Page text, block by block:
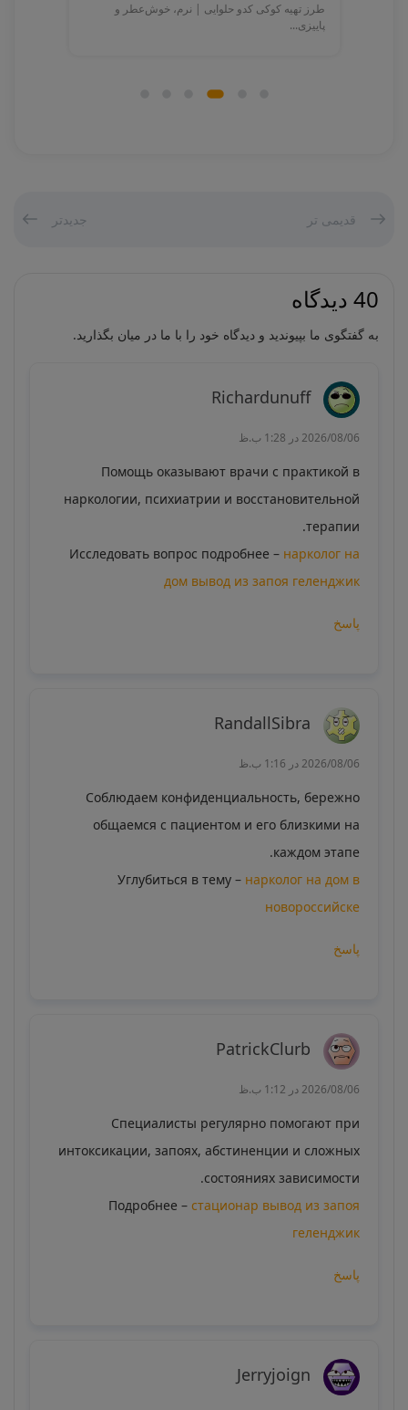
طرز تهیه کوکی کدو حلوایی | نرم، خوش‌عطر و
پاییزی...
قدیمی تر جدیدتر
40 دیدگاه
به گفتگوی ما بپیوندید و دیدگاه خود را با ما در میان بگذارید.
Richardunuff
2026/08/06 در 1:28 ب.ظ
Помощь оказывают врачи с практикой в
наркологии, психиатрии и восстановительной
терапии.
Исследовать вопрос подробнее – нарколог на
дом вывод из запоя геленджик
پاسخ
RandallSibra
2026/08/06 در 1:16 ب.ظ
Соблюдаем конфиденциальность, бережно
общаемся с пациентом и его близкими на
каждом этапе.
Углубиться в тему – нарколог на дом в
новороссийске
پاسخ
PatrickClurb
2026/08/06 در 1:12 ب.ظ
Специалисты регулярно помогают при
интоксикации, запоях, абстиненции и сложных
состояниях зависимости.
Подробнее – стационар вывод из запоя
геленджик
پاسخ
Jerryjoign